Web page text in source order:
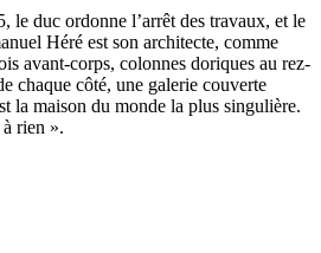
le duc ordonne l’arrêt des travaux, et le
Héré est son architecte, comme
avant-corps, colonnes doriques au rez-
chaque côté, une galerie couverte
la maison du monde la plus singulière.
rien ».